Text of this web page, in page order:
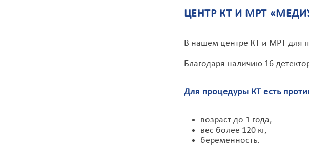
ЦЕНТР КТ И МРТ
В нашем центре КТ и МРТ для
Благодаря наличию 16
Для процедуры КТ есть
возраст до 1 года,
вес более 120 кг,
беременность.